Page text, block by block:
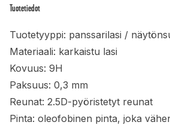
Tuotetiedot
Tuotetyyppi: panssarilasi /
Materiaali: karkaistu lasi
Kovuus: 9H
Paksuus: 0,3 mm
Reunat: 2.5D-pyöristetyt reunat
Pinta: oleofobinen pinta, joka